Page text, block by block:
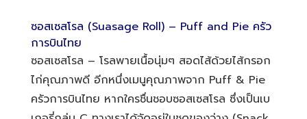
ซอสเซสโรล (Suasage Roll) – Puff and Pie ครัว
การบินไทย
ซอสเซสโรล – โรลพายเนื้อนุ่มๆ สอดไส้ด้วยไส้กรอก
ไก่คุณภาพดี อีกหนึ่งเมนูคุณภาพจาก Puff & Pie
ครัวการบินไทย หากใครชื่นชอบซอสเซสโรล ซึ่งเป็นเบ